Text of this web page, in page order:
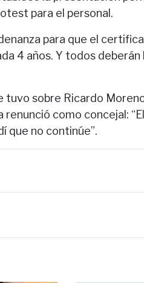
para el personal.
para que el
4 años. Y todos
tuvo sobre Ricardo
renunció como concejal:
que no continúe”.